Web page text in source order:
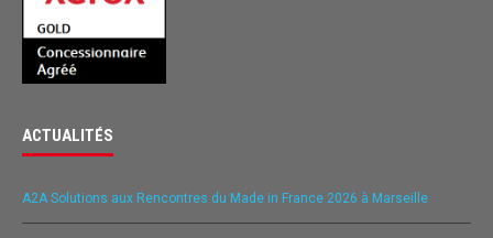
ACTUALITÉS
A2A Solutions aux Rencontres du Made in France 2026 à Marseille